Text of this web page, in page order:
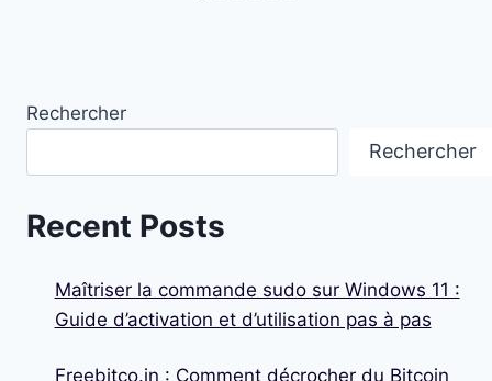
Rechercher
Rechercher
Recent Posts
Maîtriser la commande sudo sur Windows 11 :
Guide d’activation et d’utilisation pas à pas
Freebitco.in : Comment décrocher du Bitcoin